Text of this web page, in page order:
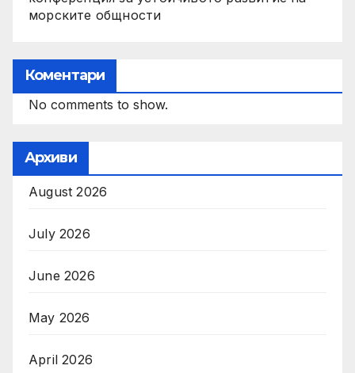
морските общности
Коментари
No comments to show.
Архиви
August 2026
July 2026
June 2026
May 2026
April 2026